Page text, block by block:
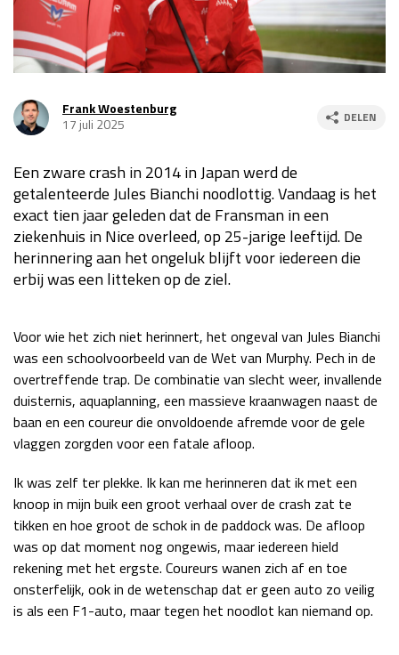
Race
za 13:00 - 15:00
Kwalificatie
za 23:00 - 00:00
Race
zo 21:00 - 23:00
Kwalificatie
za 22:00 - 23:00
Race
zo 21:00 - 23:00
Kwalificatie
za 19:00 - 20:00
Race
zo 18:00 - 20:00
LAS VEGAS GRAND PRIX 2026 20 - 22 nov
Race
zo 05:00 - 07:00
GP QATAR 2026 27 - 29 nov
GP ABU DHABI 2026 04 - 06 dec
Kwalificatie
za 15:00 - 16:00
Race
zo 14:00 - 16:00
Frank Woestenburg
17 juli 2025
DELEN
Een zware crash in 2014 in Japan werd de
getalenteerde Jules Bianchi noodlottig. Vandaag is het
exact tien jaar geleden dat de Fransman in een
ziekenhuis in Nice overleed, op 25-jarige leeftijd. De
herinnering aan het ongeluk blijft voor iedereen die
erbij was een litteken op de ziel.
Voor wie het zich niet herinnert, het ongeval van Jules Bianchi
was een schoolvoorbeeld van de Wet van Murphy. Pech in de
overtreffende trap. De combinatie van slecht weer, invallende
duisternis, aquaplanning, een massieve kraanwagen naast de
baan en een coureur die onvoldoende afremde voor de gele
vlaggen zorgden voor een fatale afloop.
Ik was zelf ter plekke. Ik kan me herinneren dat ik met een
knoop in mijn buik een groot verhaal over de crash zat te
tikken en hoe groot de schok in de paddock was. De afloop
was op dat moment nog ongewis, maar iedereen hield
rekening met het ergste. Coureurs wanen zich af en toe
onsterfelijk, ook in de wetenschap dat er geen auto zo veilig
is als een F1-auto, maar tegen het noodlot kan niemand op.